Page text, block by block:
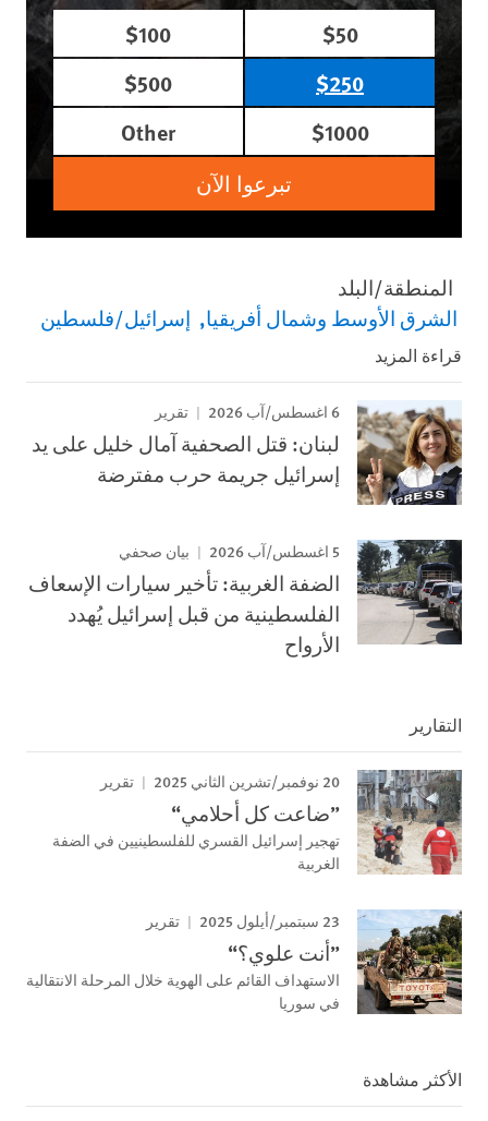
$50
$100
$250
$500
$1000
Other
تبرعوا الآن
المنطقة/البلد
الشرق الأوسط وشمال أفريقيا إسرائيل/فلسطين
قراءة المزيد
6 اغسطس/آب 2026 تقرير
لبنان: قتل الصحفية آمال خليل على يد
إسرائيل جريمة حرب مفترضة
5 اغسطس/آب 2026 بيان صحفي
الضفة الغربية: تأخير سيارات الإسعاف
الفلسطينية من قبل إسرائيل يُهدد
الأرواح
التقارير
20 نوفمبر/تشرين الثاني 2025 تقرير
”ضاعت كل أحلامي“
تهجير إسرائيل القسري للفلسطينيين في الضفة
الغربية
23 سبتمبر/أيلول 2025 تقرير
”أنت علوي؟“
الاستهداف القائم على الهوية خلال المرحلة الانتقالية
في سوريا
الأكثر مشاهدة